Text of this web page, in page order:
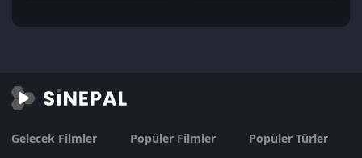
Gelecek Filmler
Popüler Filmler
Popüler Türler